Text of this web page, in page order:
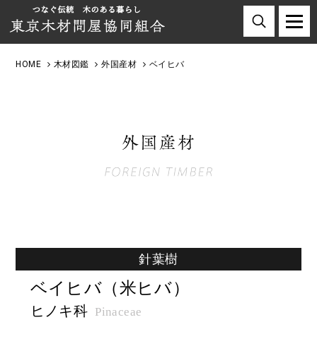
HOME 木材図鑑 外国産材 ベイヒバ
針葉樹
ベイヒバ（米ヒバ）
ヒノキ科 Pinaceae